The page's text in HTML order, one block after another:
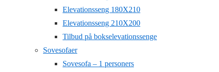
Elevationsseng 180X210
Elevationsseng 210X200
Tilbud på bokselevationssenge
Sovesofaer
Sovesofa – 1 personers